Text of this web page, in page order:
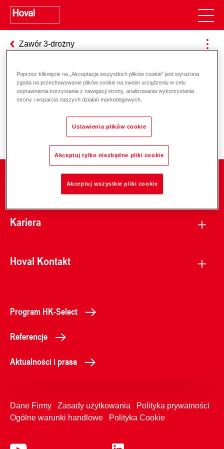
Zawór 3-drożny
Odpowiedzialność za energię i
Kariera
Hoval Kontakt
Program HK-Select
Referencje
Aktualności i prasa
Dane Firmy Zasady użytkowania
Polityka prywatności
Ogólne warunki handlowe
Polityka Cookie
Poprzez kliknięcie na „Akceptacja wszystkich plików cookie” jest wyrażona
zgoda na przechowywanie plików cookie na swoim urządzeniu w celu
usprawnienia korzystania z nawigacji strony, analizowania wykorzystania
strony i wsparcia naszych działań marketingowych.
Ustawienia plików cookie
Akceptuj tylko niezbędne pliki cookie
Akceptuj wszystkie pliki cookie